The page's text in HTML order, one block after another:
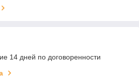
14 дней по договоренности